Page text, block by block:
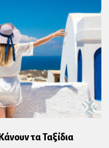
τα Ταξίδια